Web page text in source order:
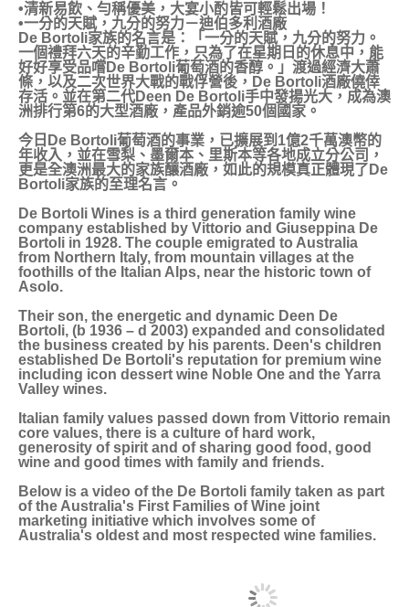
•清新易飲、勻稱優美，大宴小酌皆可輕鬆出場！
•一分的天賦，九分的努力－迪伯多利酒廠
De Bortoli家族的名言是：「一分的天賦，九分的努力。
一個禮拜六天的辛勤工作，只為了在星期日的休息中，能
好好享受品嚐De Bortoli葡萄酒的香醇。」渡過經濟大蕭
條，以及二次世界大戰的戰俘營後，De Bortoli酒廠僥倖
存活。並在第二代Deen De Bortoli手中發揚光大，成為澳
洲排行第6的大型酒廠，產品外銷逾50個國家。
今日De Bortoli葡萄酒的事業，已擴展到1億2千萬澳幣的
年收入，並在雪梨、墨爾本、里斯本等各地成立分公司，
更是全澳洲最大的家族釀酒廠，如此的規模真正體現了De
Bortoli家族的至理名言。
De Bortoli Wines is a third generation family wine
company established by Vittorio and Giuseppina De
Bortoli in 1928. The couple emigrated to Australia
from Northern Italy, from mountain villages at the
foothills of the Italian Alps, near the historic town of
Asolo.
Their son, the energetic and dynamic Deen De
Bortoli, (b 1936 – d 2003) expanded and consolidated
the business created by his parents. Deen's children
established De Bortoli's reputation for premium wine
including icon dessert wine Noble One and the Yarra
Valley wines.
Italian family values passed down from Vittorio remain
core values, there is a culture of hard work,
generosity of spirit and of sharing good food, good
wine and good times with family and friends.
Below is a video of the De Bortoli family taken as part
of the Australia's First Families of Wine joint
marketing initiative which involves some of
Australia's oldest and most respected wine families.